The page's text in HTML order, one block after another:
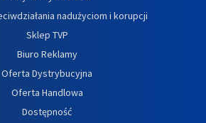
nadużyciom i korupcji
Sklep TVP
Biuro Reklamy
Oferta Dystrybucyjna
Oferta Handlowa
Dostępność